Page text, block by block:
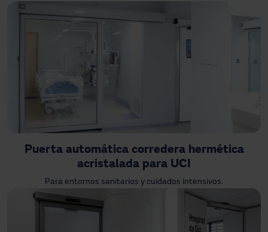
Puerta automática corredera hermética
acristalada para UCI
Para entornos sanitarios y cuidados intensivos.